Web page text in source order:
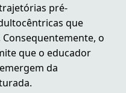
pré-
que
o
que o educador
da